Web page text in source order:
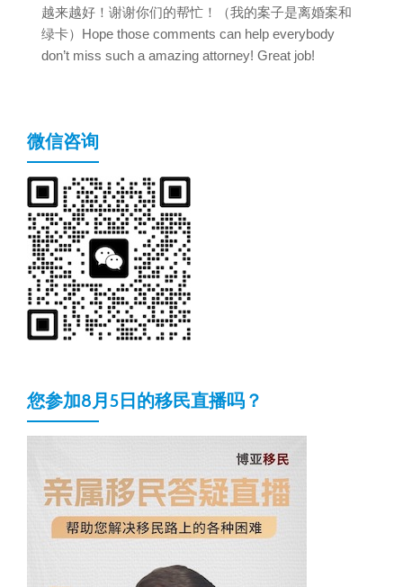
越来越好！谢谢你们的帮忙！（我的案子是离婚案和
绿卡）Hope those comments can help everybody
don’t miss such a amazing attorney! Great job!
微信咨询
您参加8月5日的移民直播吗？